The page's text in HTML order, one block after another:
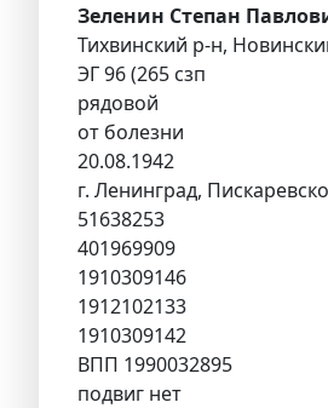
Зеленин Степан
Тихвинский р-н,
ЭГ 96 (265 сзп
рядовой
от болезни
20.08.1942
г. Ленинград,
51638253
401969909
1910309146
1912102133
1910309142
ВПП 1990032895
подвиг нет